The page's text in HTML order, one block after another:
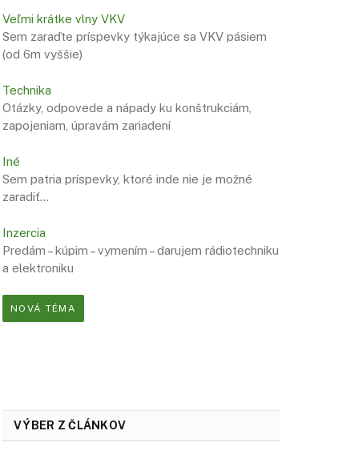
Veľmi krátke vlny VKV
Sem zaraďte príspevky týkajúce sa VKV pásiem
(od 6m vyššie)
Technika
Otázky, odpovede a nápady ku konštrukciám,
zapojeniam, úpravám zariadení
Iné
Sem patria príspevky, ktoré inde nie je možné
zaradiť…
Inzercia
Predám – kúpim – vymením – darujem rádiotechniku
a elektroniku
NOVÁ TÉMA
VÝBER Z ČLÁNKOV